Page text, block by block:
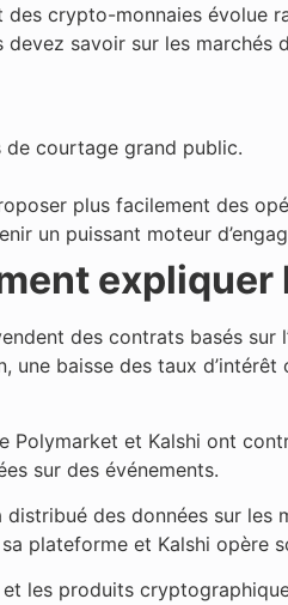
crypto-monnaies évolue
devez savoir sur les marchés
courtage grand public.
plus facilement des
un puissant moteur
des contrats basés sur
baisse des taux
et Kalshi ont
sur des événements.
des données sur
plateforme et Kalshi opère
les produits